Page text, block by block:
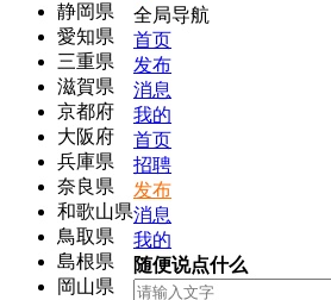
静岡県
愛知県
三重県
滋賀県
京都府
大阪府
兵庫県
奈良県
和歌山県
鳥取県
島根県
岡山県
全局导航
首页
发布
消息
我的
首页
招聘
发布
消息
我的
随便说点什么